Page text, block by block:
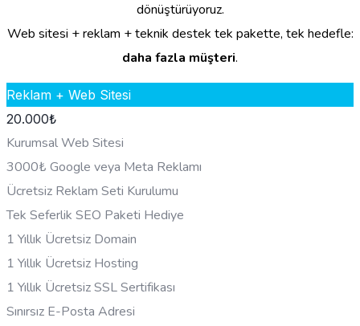
dönüştürüyoruz.
Web sitesi + reklam + teknik destek tek pakette, tek hedefle:
daha fazla müşteri.
Reklam + Web Sitesi
20.000₺
Kurumsal Web Sitesi
3000₺ Google veya Meta Reklamı
Ücretsiz Reklam Seti Kurulumu
Tek Seferlik SEO Paketi Hediye
1 Yıllık Ücretsiz Domain
1 Yıllık Ücretsiz Hosting
1 Yıllık Ücretsiz SSL Sertifikası
Sınırsız E-Posta Adresi